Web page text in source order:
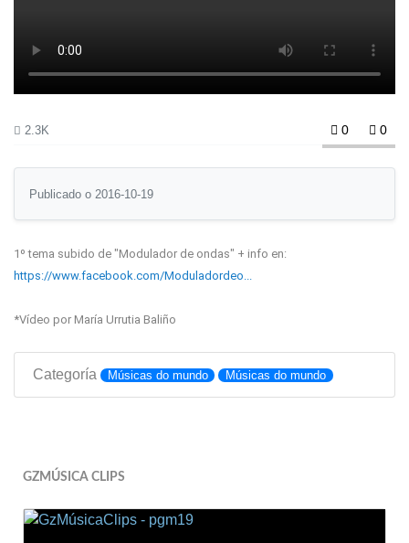
2.3K 0 0
Publicado o 2016-10-19
1º tema subido de "Modulador de ondas" + info en:
https://www.facebook.com/Moduladordeo...
*Vídeo por María Urrutia Baliño
Categoría Músicas do mundo Músicas do mundo
GZMÚSICA CLIPS